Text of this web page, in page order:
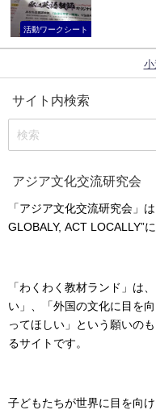
活動ワークシート
小
サイト内検索
アジア文化交流研究会
「アジア文化交流研究会」
GLOBALY, ACT LOCALLY”
「わくわく教材ランド」は
い」、「外国の文化に目を
ってほしい」という願いの
るサイトです。
子どもたちが世界に目を向